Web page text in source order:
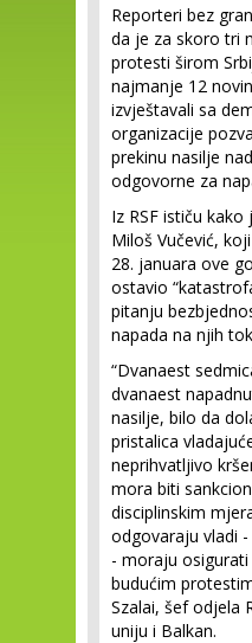
Reporteri bez
da je za skoro tri
protesti širom
najmanje 12
izvještavali sa
organizacije
prekinu nasilje
odgovorne za
Iz RSF ističu
Miloš Vučević,
28. januara ove
ostavio
pitanju
napada na njih
“Dvanaest
dvanaest
nasilje, bilo da
pristalica
neprihvatljivo
mora biti
disciplinskim
odgovaraju vladi
- moraju
budućim
Szalai, šef odjela
uniju i Balkan.